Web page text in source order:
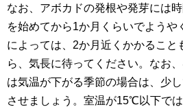
なお、アボカドの発根や発芽には
を始めてから1か月くらいでようや
によっては、2か月近くかかること
ら、気長に待ってください。なお
は気温が下がる季節の場合は、少
させましょう。室温が15℃以下では